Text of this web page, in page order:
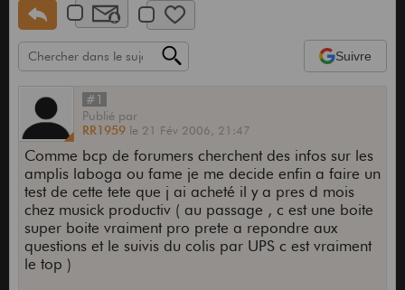
Suivre
#1
Publié par
RR1959 le 21 Fév 2006, 21:47
Comme bcp de forumers cherchent des infos sur les
amplis laboga ou fame je me decide enfin a faire un
test de cette tete que j ai acheté il y a pres d mois
chez musick productiv ( au passage , c est une boite
super boite vraiment pro prete a repondre aux
questions et le suivis du colis par UPS c est vraiment
le top )